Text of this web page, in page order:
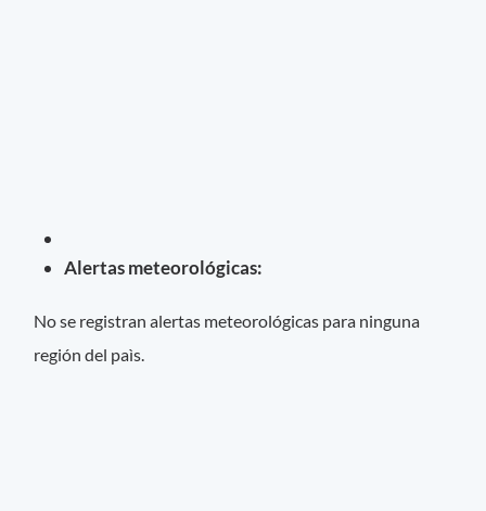
Alertas meteorológicas:
No se registran alertas meteorológicas para ninguna
región del paìs.